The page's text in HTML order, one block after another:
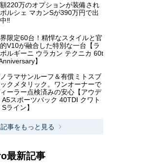
220万のオプションが装備され
ルシェ マカンSが390万円で出
‼
限定60台！精悍なスタイルと官
V10が融合した特別な一台【ラ
ルギーニ ウラカン テクニカ 60t
】
ラマサンルーフ＆有償ミトスブ
クメタリック。ワンオーナーで
ーラー点検済みの安心【アウデ
A5スポーツバック 40TDI クワト
Sライン】
記事をもっと見る
最新記事